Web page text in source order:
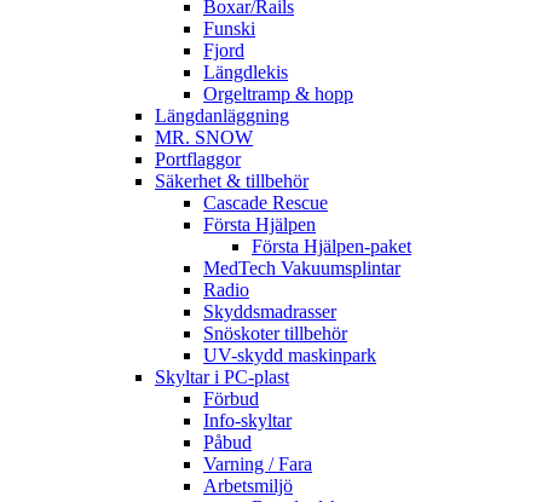
Boxar/Rails
Funski
Fjord
Längdlekis
Orgeltramp & hopp
Längdanläggning
MR. SNOW
Portflaggor
Säkerhet & tillbehör
Cascade Rescue
Första Hjälpen
Första Hjälpen-paket
MedTech Vakuumsplintar
Radio
Skyddsmadrasser
Snöskoter tillbehör
UV-skydd maskinpark
Skyltar i PC-plast
Förbud
Info-skyltar
Påbud
Varning / Fara
Arbetsmiljö